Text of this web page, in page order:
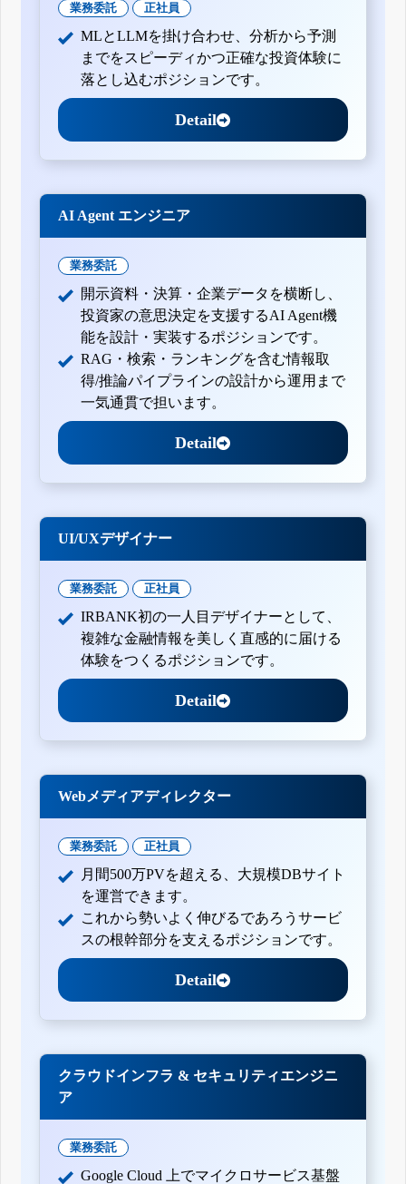
業務委託 正社員
MLとLLMを掛け合わせ、分析から予測
までをスピーディかつ正確な投資体験に
落とし込むポジションです。
Detail
AI Agent エンジニア
業務委託
開示資料・決算・企業データを横断し、
投資家の意思決定を支援するAI Agent機
能を設計・実装するポジションです。
RAG・検索・ランキングを含む情報取
得/推論パイプラインの設計から運用まで
一気通貫で担います。
Detail
UI/UXデザイナー
業務委託 正社員
IRBANK初の一人目デザイナーとして、
複雑な金融情報を美しく直感的に届ける
体験をつくるポジションです。
Detail
Webメディアディレクター
業務委託 正社員
月間500万PVを超える、大規模DBサイト
を運営できます。
これから勢いよく伸びるであろうサービ
スの根幹部分を支えるポジションです。
Detail
クラウドインフラ & セキュリティエンジニ
ア
業務委託
Google Cloud 上でマイクロサービス基盤